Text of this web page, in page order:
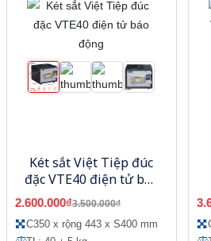
Két sắt Việt Tiệp đúc
đặc VTE40 điện tử báo
động
2.600.000₫3.500.000₫
C350 x rộng 443 x S400 mm